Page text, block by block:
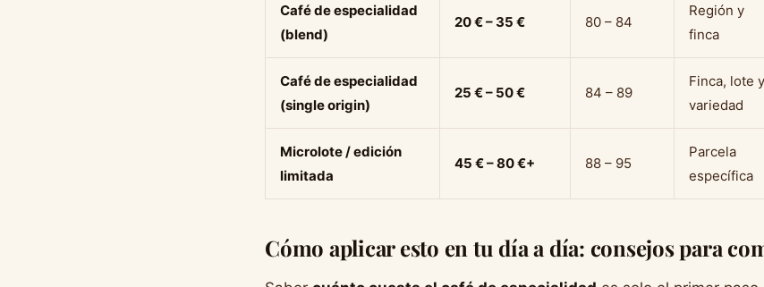
Café de especialidad
(blend)
20 € – 35 € 80 – 84
Región y
finca
Café de especialidad
(single origin)
25 € – 50 € 84 – 89
Finca, lote y
variedad
Microlote / edición
limitada
45 € – 80 €+ 88 – 95
Parcela
específica
Cómo aplicar esto en tu día a día: consejos para